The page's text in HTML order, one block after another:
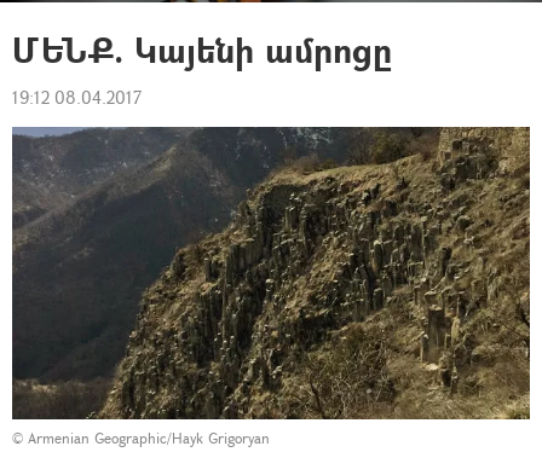
ՄԵՆՔ. Կայենի ամրոցը
19:12 08.04.2017
© Armenian Geographic/Hayk Grigoryan